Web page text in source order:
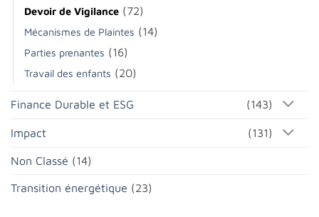
Devoir de Vigilance (72)
Mécanismes de Plaintes (14)
Parties prenantes (16)
Travail des enfants (20)
Finance Durable et ESG (143)
Impact (131)
Non Classé (14)
Transition énergétique (23)